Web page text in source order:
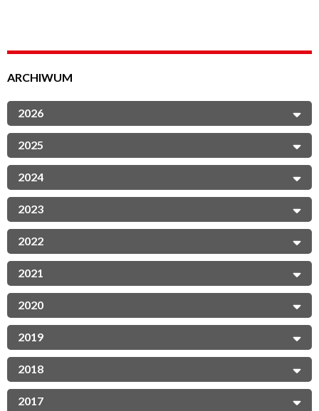
ARCHIWUM
2026
2025
2024
2023
2022
2021
2020
2019
2018
2017